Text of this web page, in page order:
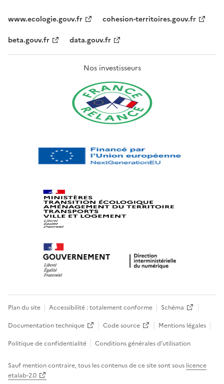
www.ecologie.gouv.fr
cohesion-territoires.gouv.fr
beta.gouv.fr
data.gouv.fr
Nos investisseurs
Plan du site Accessibilité : totalement conforme
Schéma
Documentation technique
Code source
Mentions légales
Politique de confidentialité
Conditions générales d’utilisation
Sauf mention contraire, tous les contenus de ce site sont sous licence
etalab-2.0